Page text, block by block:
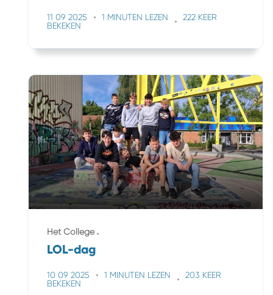
11 09 2025 1 MINUTEN LEZEN
222 KEER
BEKEKEN
Het College
LOL-dag
10 09 2025 1 MINUTEN LEZEN
203 KEER
BEKEKEN